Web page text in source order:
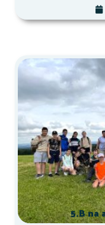
5.B na